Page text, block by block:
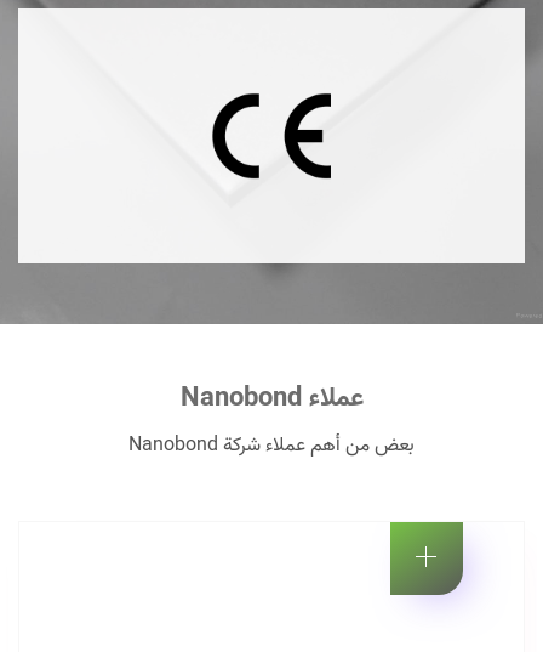
عملاء Nanobond
بعض من أهم عملاء شركة Nanobond